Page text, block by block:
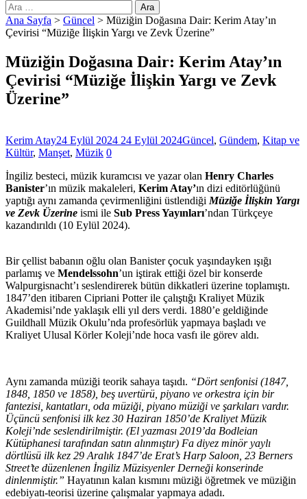
Arama:
Ana Sayfa > Güncel > Müziğin Doğasına Dair: Kerim Atay’ın
Çevirisi “Müziğe İlişkin Yargı ve Zevk Üzerine”
Müziğin Doğasına Dair: Kerim Atay’ın
Çevirisi “Müziğe İlişkin Yargı ve Zevk
Üzerine”
Kerim Atay24 Eylül 2024 24 Eylül 2024Güncel, Gündem, Kitap ve
Kültür, Manşet, Müzik 0
İngiliz besteci, müzik kuramcısı ve yazar olan Henry Charles
Banister’ın müzik makaleleri, Kerim Atay’ın dizi editörlüğünü
yaptığı aynı zamanda çevirmenliğini üstlendiği Müziğe İlişkin Yargı
ve Zevk Üzerine ismi ile Sub Press Yayınları’ndan Türkçeye
kazandırıldı (10 Eylül 2024).
Bir çellist babanın oğlu olan Banister çocuk yaşındayken ışığı
parlamış ve Mendelssohn’un iştirak ettiği özel bir konserde
Walpurgisnacht’ı seslendirerek bütün dikkatleri üzerine toplamıştı.
1847’den itibaren Cipriani Potter ile çalıştığı Kraliyet Müzik
Akademisi’nde yaklaşık elli yıl ders verdi. 1880’e geldiğinde
Guildhall Müzik Okulu’nda profesörlük yapmaya başladı ve
Kraliyet Ulusal Körler Koleji’nde hoca vasfı ile görev aldı.
Aynı zamanda müziği teorik sahaya taşıdı. “Dört senfonisi (1847,
1848, 1850 ve 1858), beş uvertürü, piyano ve orkestra için bir
fantezisi, kantatları, oda müziği, piyano müziği ve şarkıları vardır.
Üçüncü senfonisi ilk kez 30 Haziran 1850’de Kraliyet Müzik
Koleji’nde seslendirilmiştir. (El yazması 2019’da Bodleian
Kütüphanesi tarafından satın alınmıştır) Fa diyez minör yaylı
dörtlüsü ilk kez 29 Aralık 1847’de Erat’s Harp Saloon, 23 Berners
Street’te düzenlenen İngiliz Müzisyenler Derneği konserinde
dinlenmiştir.” Hayatının kalan kısmını müziği öğretmek ve müziğin
edebiyatı-teorisi üzerine çalışmalar yapmaya adadı.